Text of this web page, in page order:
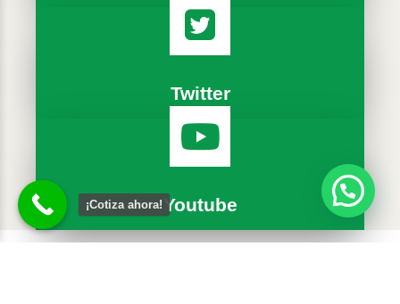
Twitter
Youtube
¡Cotiza ahora!